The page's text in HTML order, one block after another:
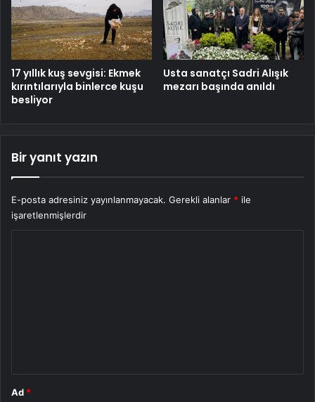
17 yıllık kuş sevgisi: Ekmek
kırıntılarıyla binlerce kuşu
besliyor
Usta sanatçı Sadri Alışık
mezarı başında anıldı
Bir yanıt yazın
E-posta adresiniz yayınlanmayacak. Gerekli alanlar * ile
işaretlenmişlerdir
Ad *